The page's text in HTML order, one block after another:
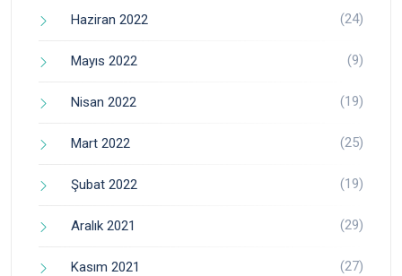
Haziran 2022 (24)
Mayıs 2022 (9)
Nisan 2022 (19)
Mart 2022 (25)
Şubat 2022 (19)
Aralık 2021 (29)
Kasım 2021 (27)